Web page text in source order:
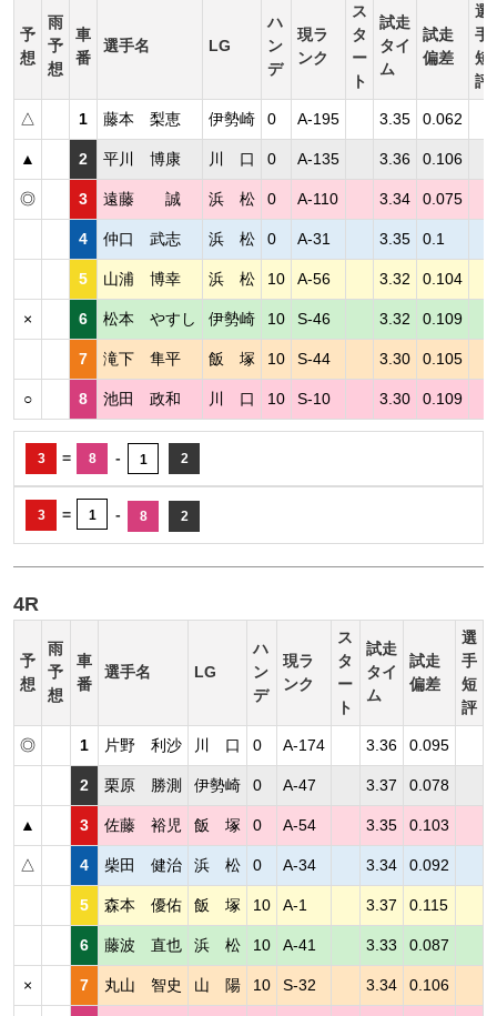
予
想
雨
予
想
車
番
選手名 LG
ハ
ン
デ
現ラ
ンク
ス
タ
ー
ト
試走
タイ
ム
試走
偏差
選
手
短
評
△ 1 藤本 梨恵 伊勢崎 0 A-195 3.35 0.062
▲ 2 平川 博康 川 口 0 A-135 3.36 0.106
◎ 3 遠藤 誠 浜 松 0 A-110 3.34 0.075
4 仲口 武志 浜 松 0 A-31 3.35 0.1
5 山浦 博幸 浜 松 10 A-56 3.32 0.104
× 6 松本 やすし 伊勢崎 10 S-46 3.32 0.109
7 滝下 隼平 飯 塚 10 S-44 3.30 0.105
○ 8 池田 政和 川 口 10 S-10 3.30 0.109
3 = 8 - 1 2
3 = 1 - 8 2
4R
予
想
雨
予
想
車
番
選手名 LG
ハ
ン
デ
現ラ
ンク
ス
タ
ー
ト
試走
タイ
ム
試走
偏差
選
手
短
評
◎ 1 片野 利沙 川 口 0 A-174 3.36 0.095
2 栗原 勝測 伊勢崎 0 A-47 3.37 0.078
▲ 3 佐藤 裕児 飯 塚 0 A-54 3.35 0.103
△ 4 柴田 健治 浜 松 0 A-34 3.34 0.092
5 森本 優佑 飯 塚 10 A-1 3.37 0.115
6 藤波 直也 浜 松 10 A-41 3.33 0.087
× 7 丸山 智史 山 陽 10 S-32 3.34 0.106